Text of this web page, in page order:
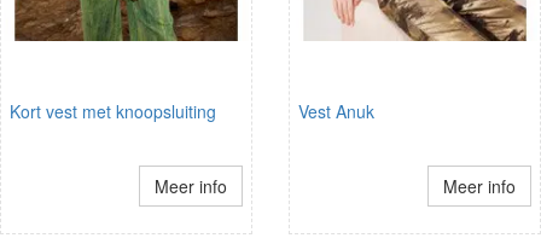
Kort vest met knoopsluiting
Meer info
Vest Anuk
Meer info